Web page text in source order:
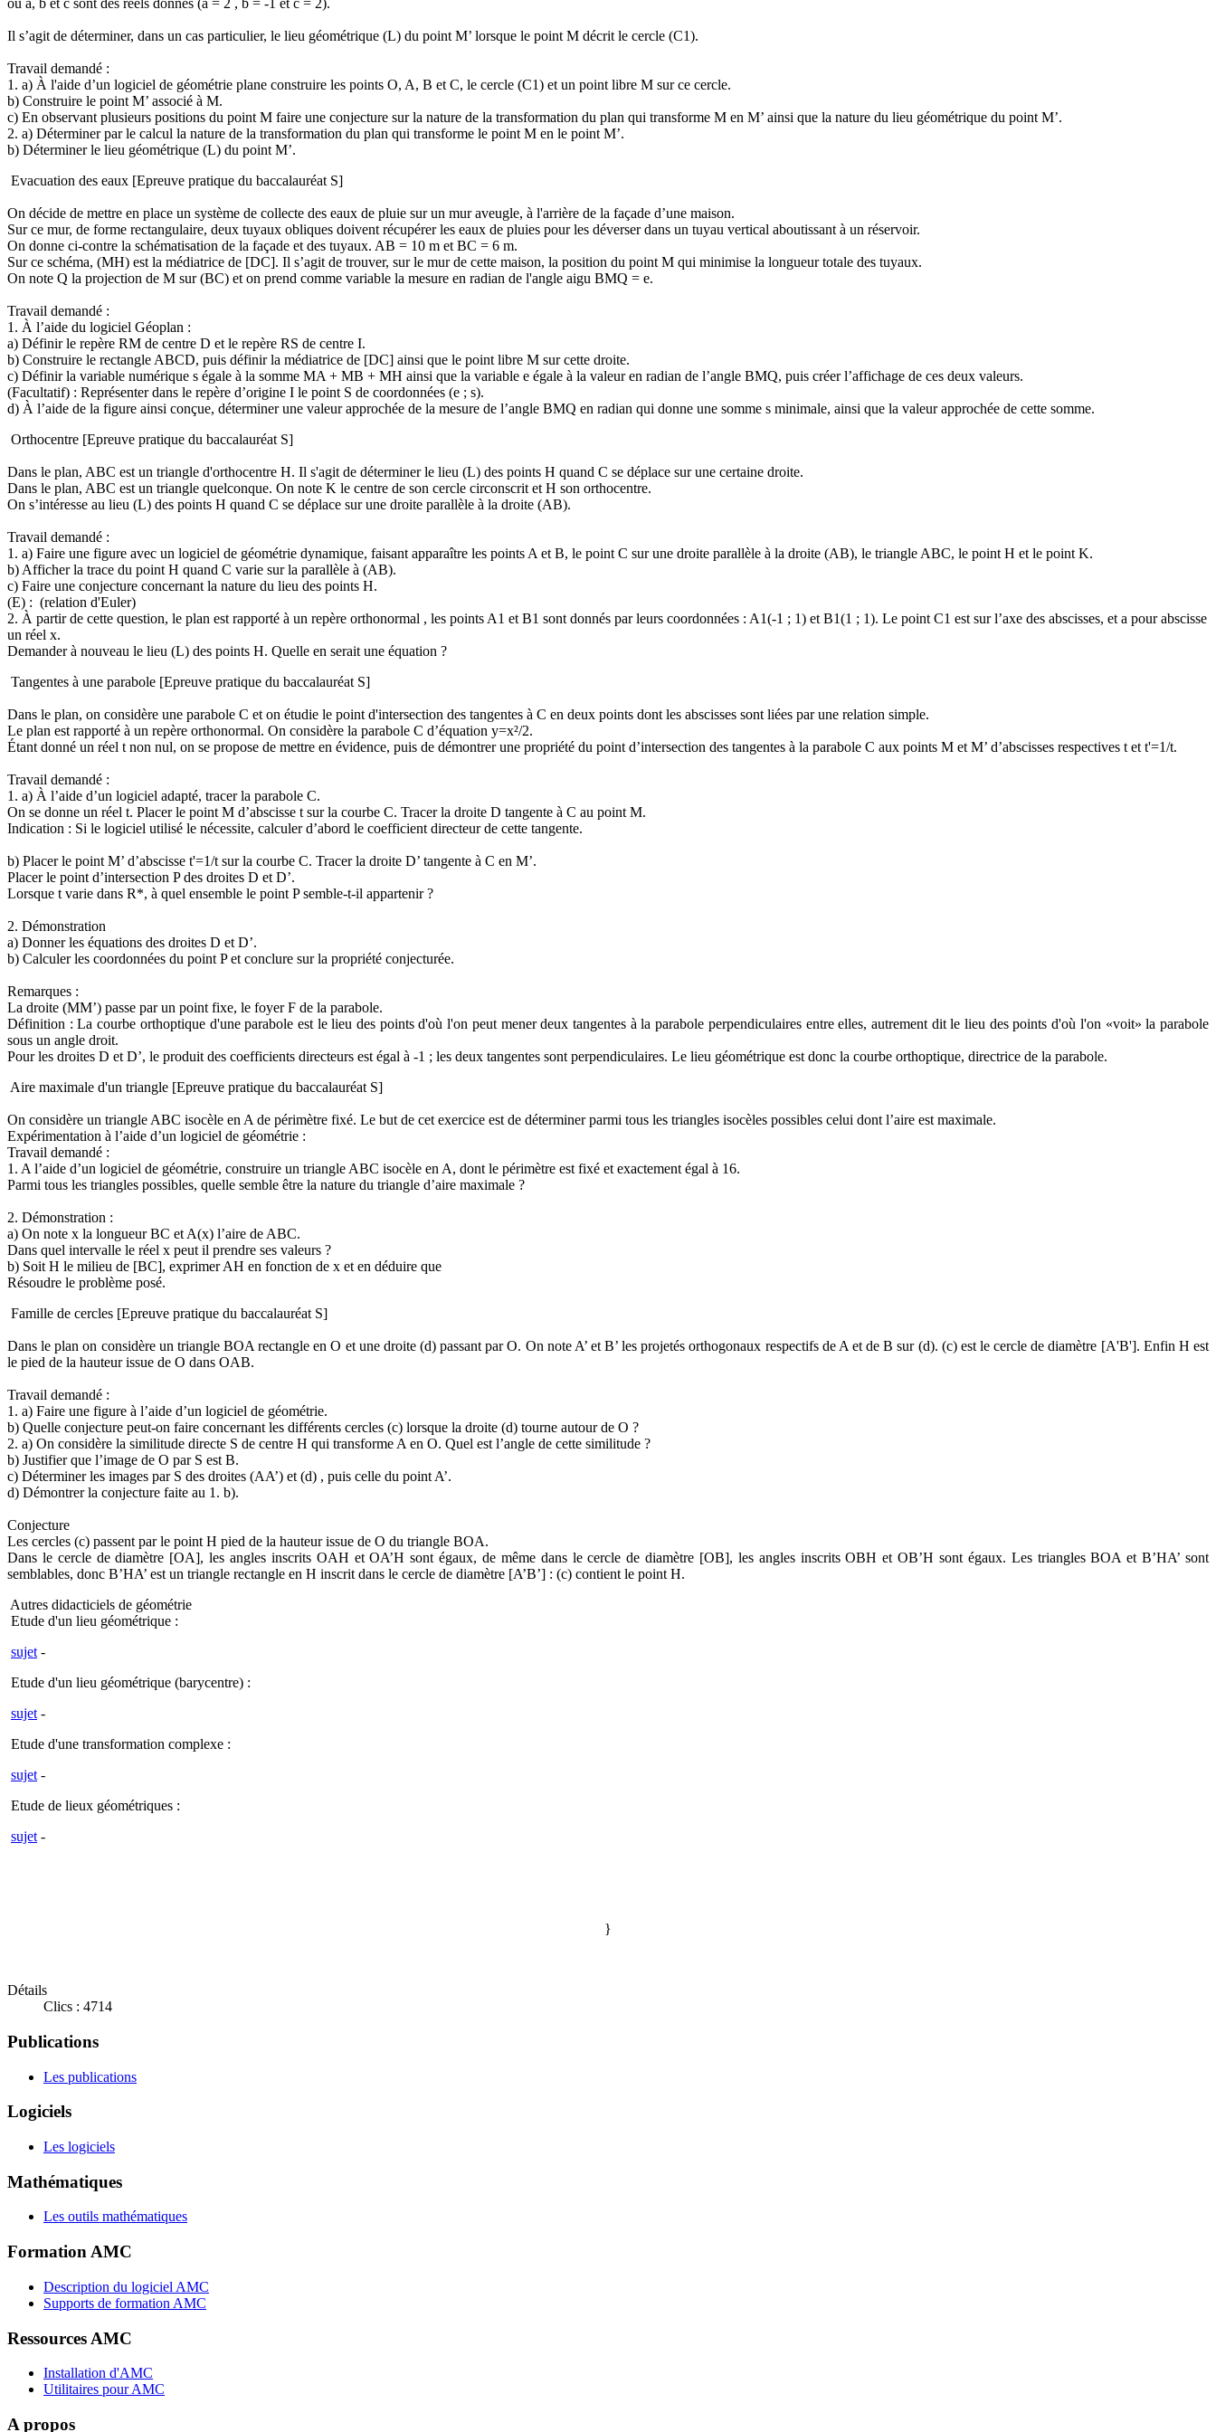
où a, b et c sont des réels donnés (a = 2 , b = -1 et c = 2).
Il s’agit de déterminer, dans un cas particulier, le lieu géométrique (L) du point M’ lorsque le point M décrit le cercle (C1).
Travail demandé :
1. a) À l'aide d’un logiciel de géométrie plane construire les points O, A, B et C, le cercle (C1) et un point libre M sur ce cercle.
b) Construire le point M’ associé à M.
c) En observant plusieurs positions du point M faire une conjecture sur la nature de la transformation du plan qui transforme M en M’ ainsi que la nature du lieu géométrique du point M’.
2. a) Déterminer par le calcul la nature de la transformation du plan qui transforme le point M en le point M’.
b) Déterminer le lieu géométrique (L) du point M’.
Evacuation des eaux [Epreuve pratique du baccalauréat S]
On décide de mettre en place un système de collecte des eaux de pluie sur un mur aveugle, à l'arrière de la façade d’une maison.
Sur ce mur, de forme rectangulaire, deux tuyaux obliques doivent récupérer les eaux de pluies pour les déverser dans un tuyau vertical aboutissant à un réservoir.
On donne ci-contre la schématisation de la façade et des tuyaux. AB = 10 m et BC = 6 m.
Sur ce schéma, (MH) est la médiatrice de [DC]. Il s’agit de trouver, sur le mur de cette maison, la position du point M qui minimise la longueur totale des tuyaux.
On note Q la projection de M sur (BC) et on prend comme variable la mesure en radian de l'angle aigu BMQ = e.
Travail demandé :
1. À l’aide du logiciel Géoplan :
a) Définir le repère RM de centre D et le repère RS de centre I.
b) Construire le rectangle ABCD, puis définir la médiatrice de [DC] ainsi que le point libre M sur cette droite.
c) Définir la variable numérique s égale à la somme MA + MB + MH ainsi que la variable e égale à la valeur en radian de l’angle BMQ, puis créer l’affichage de ces deux valeurs.
(Facultatif) : Représenter dans le repère d’origine I le point S de coordonnées (e ; s).
d) À l’aide de la figure ainsi conçue, déterminer une valeur approchée de la mesure de l’angle BMQ en radian qui donne une somme s minimale, ainsi que la valeur approchée de cette somme.
Orthocentre [Epreuve pratique du baccalauréat S]
Dans le plan, ABC est un triangle d'orthocentre H. Il s'agit de déterminer le lieu (L) des points H quand C se déplace sur une certaine droite.
Dans le plan, ABC est un triangle quelconque. On note K le centre de son cercle circonscrit et H son orthocentre.
On s’intéresse au lieu (L) des points H quand C se déplace sur une droite parallèle à la droite (AB).
Travail demandé :
1. a) Faire une figure avec un logiciel de géométrie dynamique, faisant apparaître les points A et B, le point C sur une droite parallèle à la droite (AB), le triangle ABC, le point H et le point K.
b) Afficher la trace du point H quand C varie sur la parallèle à (AB).
c) Faire une conjecture concernant la nature du lieu des points H.
(E) : (relation d'Euler)
2. À partir de cette question, le plan est rapporté à un repère orthonormal , les points A1 et B1 sont donnés par leurs coordonnées : A1(-1 ; 1) et B1(1 ; 1). Le point C1 est sur l’axe des abscisses, et a pour abscisse
un réel x.
Demander à nouveau le lieu (L) des points H. Quelle en serait une équation ?
Tangentes à une parabole [Epreuve pratique du baccalauréat S]
Dans le plan, on considère une parabole C et on étudie le point d'intersection des tangentes à C en deux points dont les abscisses sont liées par une relation simple.
Le plan est rapporté à un repère orthonormal. On considère la parabole C d’équation y=x²/2.
Étant donné un réel t non nul, on se propose de mettre en évidence, puis de démontrer une propriété du point d’intersection des tangentes à la parabole C aux points M et M’ d’abscisses respectives t et t'=1/t.
Travail demandé :
1. a) À l’aide d’un logiciel adapté, tracer la parabole C.
On se donne un réel t. Placer le point M d’abscisse t sur la courbe C. Tracer la droite D tangente à C au point M.
Indication : Si le logiciel utilisé le nécessite, calculer d’abord le coefficient directeur de cette tangente.
b) Placer le point M’ d’abscisse t'=1/t sur la courbe C. Tracer la droite D’ tangente à C en M’.
Placer le point d’intersection P des droites D et D’.
Lorsque t varie dans R*, à quel ensemble le point P semble-t-il appartenir ?
2. Démonstration
a) Donner les équations des droites D et D’.
b) Calculer les coordonnées du point P et conclure sur la propriété conjecturée.
Remarques :
La droite (MM’) passe par un point fixe, le foyer F de la parabole.
Définition : La courbe orthoptique d'une parabole est le lieu des points d'où l'on peut mener deux tangentes à la parabole perpendiculaires entre elles, autrement dit le lieu des points d'où l'on «voit» la parabole
sous un angle droit.
Pour les droites D et D’, le produit des coefficients directeurs est égal à -1 ; les deux tangentes sont perpendiculaires. Le lieu géométrique est donc la courbe orthoptique, directrice de la parabole.
Aire maximale d'un triangle [Epreuve pratique du baccalauréat S]
On considère un triangle ABC isocèle en A de périmètre fixé. Le but de cet exercice est de déterminer parmi tous les triangles isocèles possibles celui dont l’aire est maximale.
Expérimentation à l’aide d’un logiciel de géométrie :
Travail demandé :
1. A l’aide d’un logiciel de géométrie, construire un triangle ABC isocèle en A, dont le périmètre est fixé et exactement égal à 16.
Parmi tous les triangles possibles, quelle semble être la nature du triangle d’aire maximale ?
2. Démonstration :
a) On note x la longueur BC et A(x) l’aire de ABC.
Dans quel intervalle le réel x peut il prendre ses valeurs ?
b) Soit H le milieu de [BC], exprimer AH en fonction de x et en déduire que
Résoudre le problème posé.
Famille de cercles [Epreuve pratique du baccalauréat S]
Dans le plan on considère un triangle BOA rectangle en O et une droite (d) passant par O. On note A’ et B’ les projetés orthogonaux respectifs de A et de B sur (d). (c) est le cercle de diamètre [A'B']. Enfin H est
le pied de la hauteur issue de O dans OAB.
Travail demandé :
1. a) Faire une figure à l’aide d’un logiciel de géométrie.
b) Quelle conjecture peut-on faire concernant les différents cercles (c) lorsque la droite (d) tourne autour de O ?
2. a) On considère la similitude directe S de centre H qui transforme A en O. Quel est l’angle de cette similitude ?
b) Justifier que l’image de O par S est B.
c) Déterminer les images par S des droites (AA’) et (d) , puis celle du point A’.
d) Démontrer la conjecture faite au 1. b).
Conjecture
Les cercles (c) passent par le point H pied de la hauteur issue de O du triangle BOA.
Dans le cercle de diamètre [OA], les angles inscrits OAH et OA’H sont égaux, de même dans le cercle de diamètre [OB], les angles inscrits OBH et OB’H sont égaux. Les triangles BOA et B’HA’ sont
semblables, donc B’HA’ est un triangle rectangle en H inscrit dans le cercle de diamètre [A’B’] : (c) contient le point H.
Autres didacticiels de géométrie
Etude d'un lieu géométrique :
sujet -
Etude d'un lieu géométrique (barycentre) :
sujet -
Etude d'une transformation complexe :
sujet -
Etude de lieux géométriques :
sujet -
}
Détails
Clics : 4714
Publications
Les publications
Logiciels
Les logiciels
Mathématiques
Les outils mathématiques
Formation AMC
Description du logiciel AMC
Supports de formation AMC
Ressources AMC
Installation d'AMC
Utilitaires pour AMC
A propos